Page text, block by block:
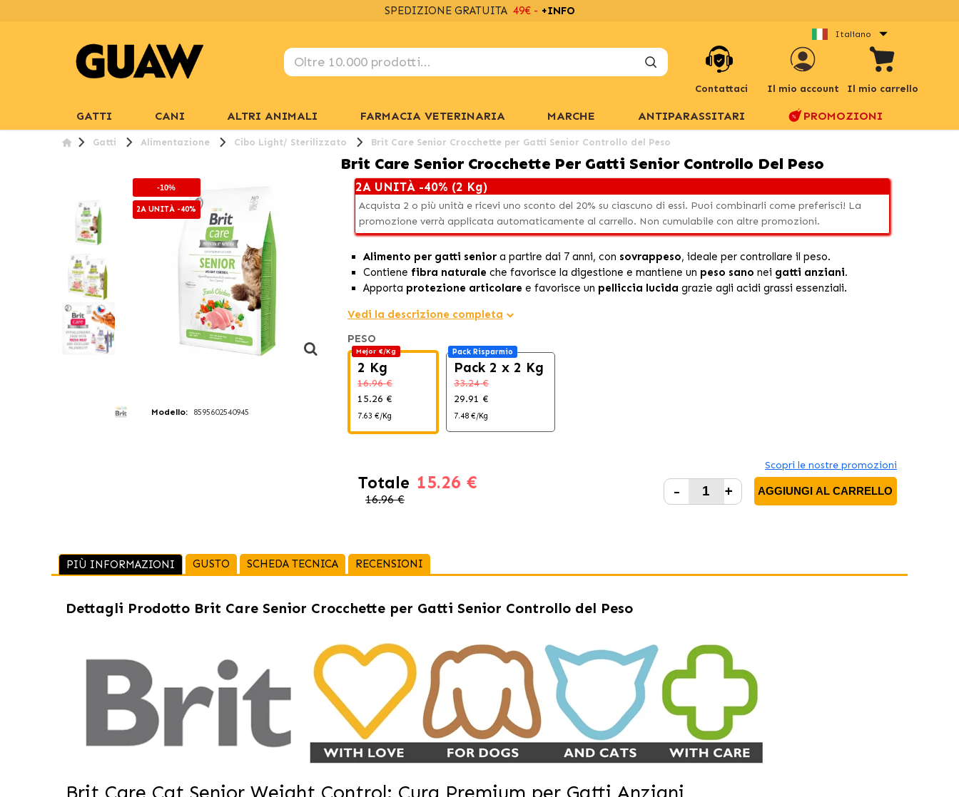
SPEDIZIONE GRATUITA 49€ - +INFO
Italiano
Contattaci Il mio account Il mio carrello
GATTI CANI ALTRI ANIMALI FARMACIA VETERINARIA MARCHE ANTIPARASSITARI PROMOZIONI
Gatti Alimentazione Cibo Light/ Sterilizzato Brit Care Senior Crocchette per Gatti Senior Controllo del Peso
Brit Care Senior Crocchette Per Gatti Senior Controllo Del Peso
-10%
2A UNITÀ -40%
Modello: 8595602540945
2A UNITÀ -40% (2 Kg)
Acquista 2 o più unità e ricevi uno sconto del 20% su ciascuno di essi. Puoi combinarli come preferisci! La
promozione verrà applicata automaticamente al carrello. Non cumulabile con altre promozioni.
Alimento per gatti senior a partire dai 7 anni, con sovrappeso, ideale per controllare il peso.
Contienefibra naturale che favorisce la digestione e mantiene un peso sano nei gatti anziani.
Apporta protezione articolare e favorisce un pelliccia lucida grazie agli acidi grassi essenziali.
Vedi la descrizione completa
PESO
Mejor €/Kg
2 Kg
16.96 €
15.26 €
7.63 €/Kg
Pack Risparmio
Pack 2 x 2 Kg
33.24 €
29.91 €
7.48 €/Kg
Scopri le nostre promozioni
Totale 15.26 €
16.96 € - + AGGIUNGI AL CARRELLO
PIÙ INFORMAZIONI GUSTO SCHEDA TECNICA RECENSIONI
Dettagli Prodotto Brit Care Senior Crocchette per Gatti Senior Controllo del Peso